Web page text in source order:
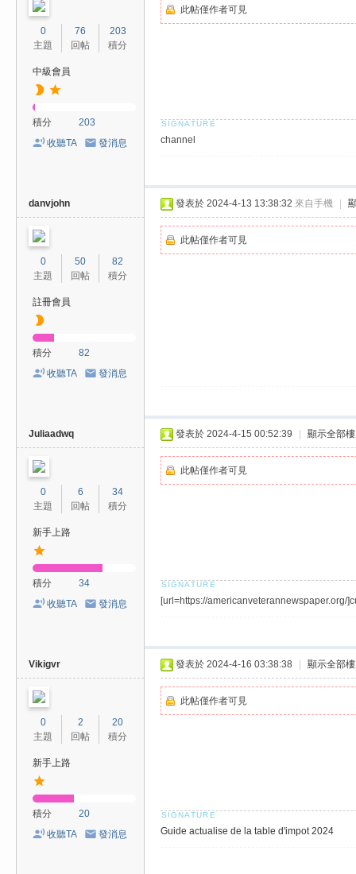
0
主題
76
回帖
203
積分
中級會員
積分
203
收聽TA
發消息
此帖僅作者可見
channel
danvjohn
0
主題
50
回帖
82
積分
註冊會員
積分
82
收聽TA
發消息
發表於 2024-4-13 13:38:32 來自手機
此帖僅作者可見
Juliaadwq
0
主題
6
回帖
34
積分
新手上路
積分
34
收聽TA
發消息
發表於 2024-4-15 00:52:39 顯示全部
此帖僅作者可見
[url=https://americanveterannewspaper.org/
Vikigvr
0
主題
2
回帖
20
積分
新手上路
積分
20
收聽TA
發消息
發表於 2024-4-16 03:38:38 顯示全部
此帖僅作者可見
Guide actualise de la table d'impot 2024